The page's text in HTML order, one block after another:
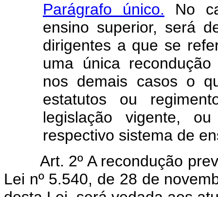
Parágrafo único. No
ensino superior, será
dirigentes a que se
uma única
nos demais casos o
estatutos ou
legislação vigente,
respectivo sistema de
Art. 2º A recondução
Lei nº 5.540, de 28 de